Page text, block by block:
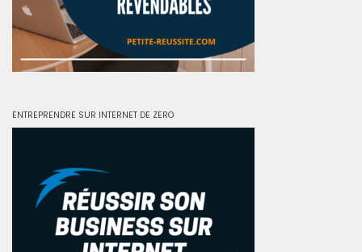
ENTREPRENDRE SUR INTERNET DE ZERO